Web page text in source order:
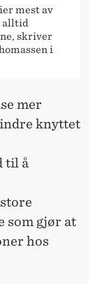
mest av
alltid
skriver
i
mer
knyttet
til å
som gjør at
hos